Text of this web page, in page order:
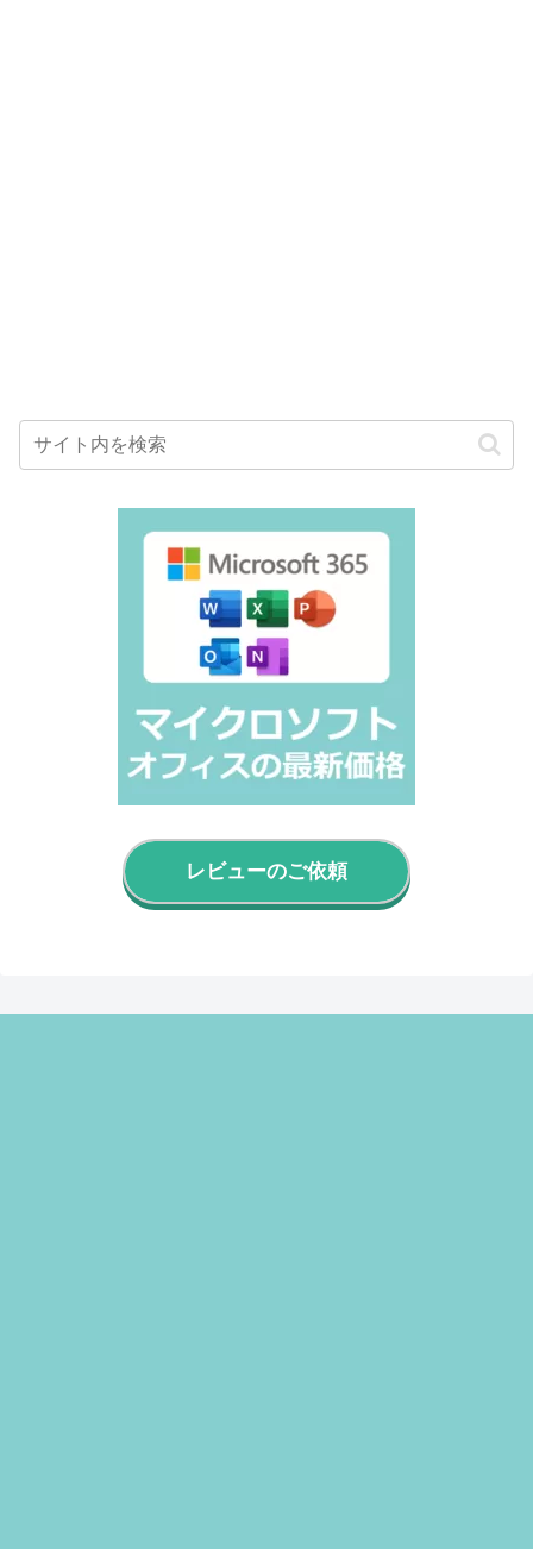
レビューのご依頼